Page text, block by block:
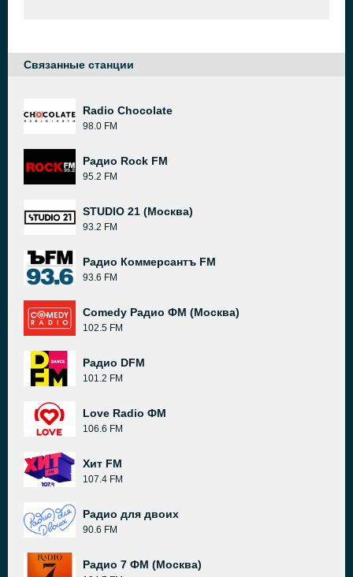
Связанные станции
Radio Chocolate
98.0 FM
Радио Rock FM
95.2 FM
STUDIO 21 (Москва)
93.2 FM
Радио Коммерсантъ FM
93.6 FM
Comedy Радио ФМ (Москва)
102.5 FM
Радио DFM
101.2 FM
Love Radio ФМ
106.6 FM
Хит FM
107.4 FM
Радио для двоих
90.6 FM
Радио 7 ФМ (Москва)